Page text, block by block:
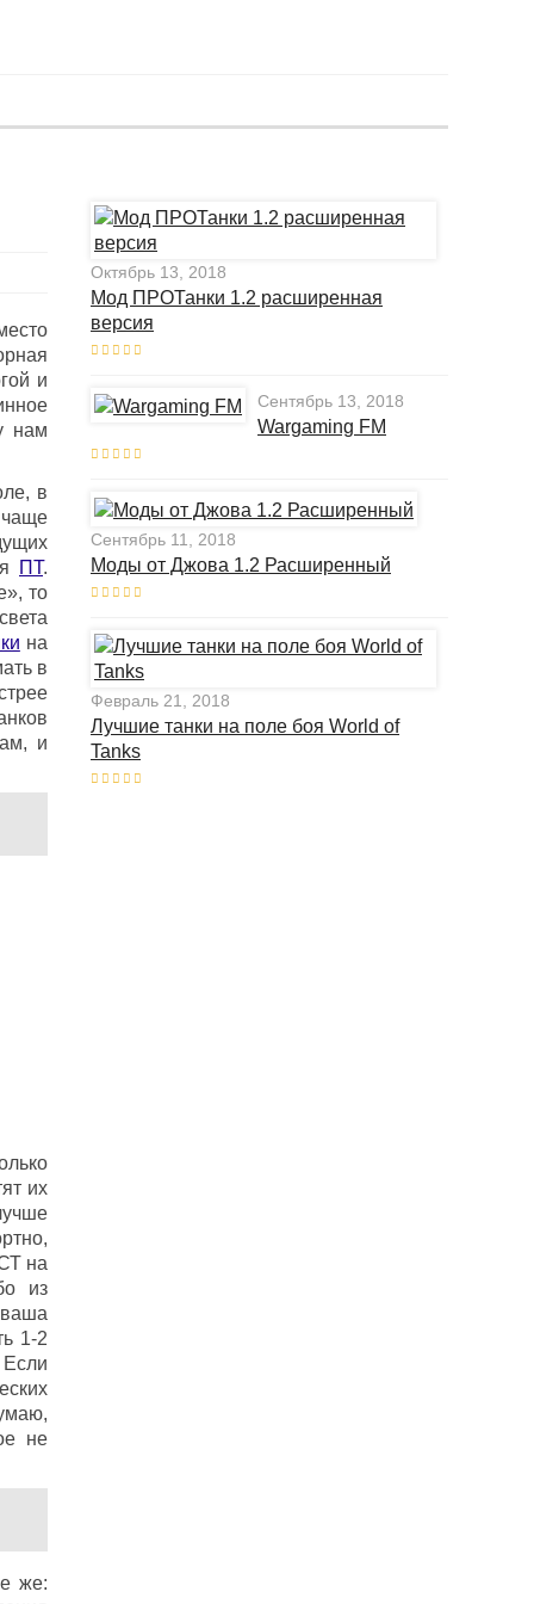
и
нам
в
ПТ.
то
на
в
и
их
на
из
1-2
Если
не
же:
Октябрь 13, 2018
Мод ПРОТанки 1.2 расширенная
версия
Сентябрь 13, 2018
Wargaming FM
Сентябрь 11, 2018
Моды от Джова 1.2 Расширенный
Февраль 21, 2018
Лучшие танки на поле боя World of
Tanks